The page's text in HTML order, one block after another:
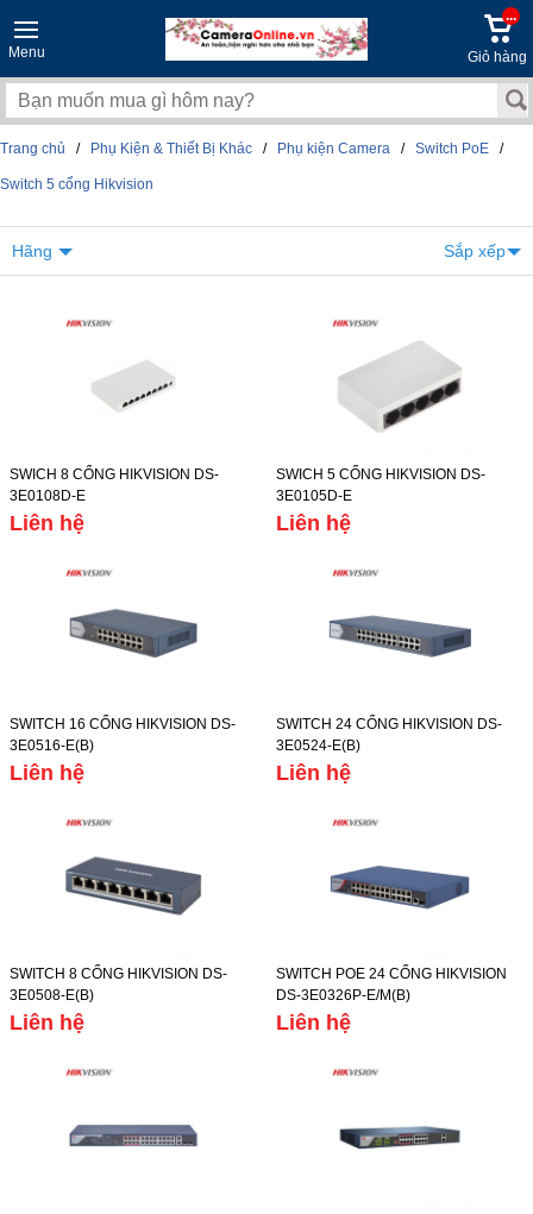
Menu
...
Giỏ hàng
Trang chủ / Phụ Kiện & Thiết Bị Khác / Phụ kiện Camera / Switch PoE /
Switch 5 cổng Hikvision
Hãng Sắp xếp
SWICH 8 CỔNG HIKVISION DS-
3E0108D-E
Liên hệ
SWICH 5 CỔNG HIKVISION DS-
3E0105D-E
Liên hệ
SWITCH 16 CỔNG HIKVISION DS-
3E0516-E(B)
Liên hệ
SWITCH 24 CỔNG HIKVISION DS-
3E0524-E(B)
Liên hệ
SWITCH 8 CỔNG HIKVISION DS-
3E0508-E(B)
Liên hệ
SWITCH POE 24 CỔNG HIKVISION
DS-3E0326P-E/M(B)
Liên hệ